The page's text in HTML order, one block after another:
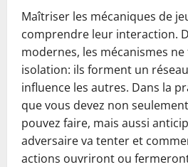
Maîtriser les mécaniques de
comprendre leur interaction.
modernes, les mécanismes
isolation: ils forment un
influence les autres. Dans la
que vous devez non
pouvez faire, mais aussi
adversaire va tenter et
actions ouvriront ou